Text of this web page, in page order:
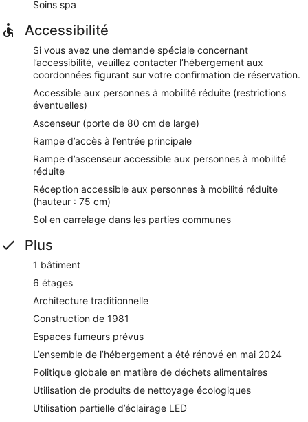
Soins spa
Accessibilité
Si vous avez une demande spéciale concernant
l’accessibilité, veuillez contacter l’hébergement aux
coordonnées figurant sur votre confirmation de réservation.
Accessible aux personnes à mobilité réduite (restrictions
éventuelles)
Ascenseur (porte de 80 cm de large)
Rampe d’accès à l’entrée principale
Rampe d’ascenseur accessible aux personnes à mobilité
réduite
Réception accessible aux personnes à mobilité réduite
(hauteur : 75 cm)
Sol en carrelage dans les parties communes
Plus
1 bâtiment
6 étages
Architecture traditionnelle
Construction de 1981
Espaces fumeurs prévus
L’ensemble de l’hébergement a été rénové en mai 2024
Politique globale en matière de déchets alimentaires
Utilisation de produits de nettoyage écologiques
Utilisation partielle d’éclairage LED